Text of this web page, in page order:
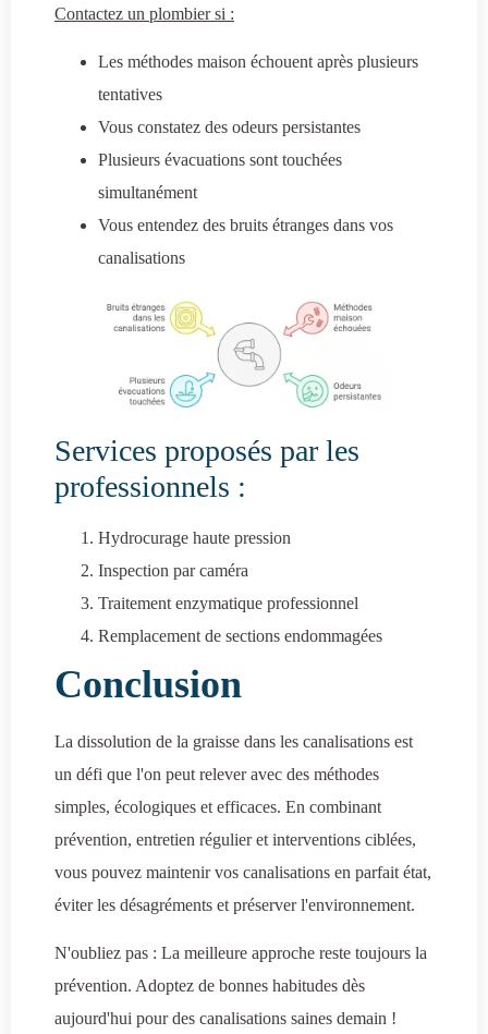
Contactez un plombier si :
Les méthodes maison échouent après plusieurs
tentatives
Vous constatez des odeurs persistantes
Plusieurs évacuations sont touchées
simultanément
Vous entendez des bruits étranges dans vos
canalisations
Services proposés par les
professionnels :
Hydrocurage haute pression
Inspection par caméra
Traitement enzymatique professionnel
Remplacement de sections endommagées
Conclusion
La dissolution de la graisse dans les canalisations est
un défi que l'on peut relever avec des méthodes
simples, écologiques et efficaces. En combinant
prévention, entretien régulier et interventions ciblées,
vous pouvez maintenir vos canalisations en parfait état,
éviter les désagréments et préserver l'environnement.
N'oubliez pas : La meilleure approche reste toujours la
prévention. Adoptez de bonnes habitudes dès
aujourd'hui pour des canalisations saines demain !